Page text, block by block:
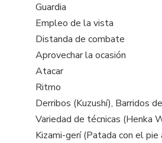
Guardia
Empleo de la vista
Distanda de combate
Aprovechar la ocasión
Atacar
Ritmo
Derribos (Kuzushí), Barridos
Variedad de técnicas (Henka
Kizami-gerí (Patada con el